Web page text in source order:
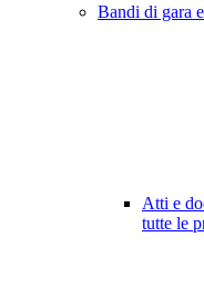
Bandi di gara
Atti e
tutte le